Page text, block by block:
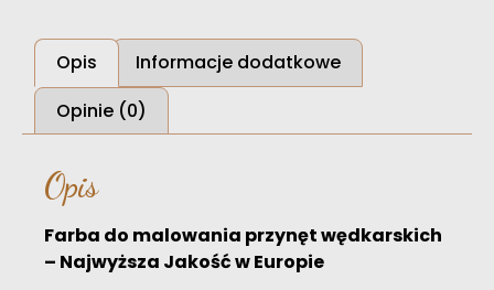
Opis
Informacje dodatkowe
Opinie (0)
Opis
Farba do malowania przynęt wędkarskich
– Najwyższa Jakość w Europie